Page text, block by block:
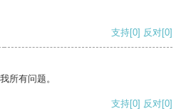
支持[0] 反对[0]
所有问题。
支持[0] 反对[0]